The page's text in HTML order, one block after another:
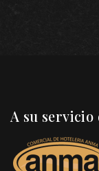
A su servicio